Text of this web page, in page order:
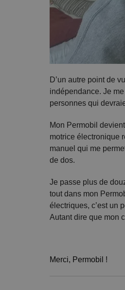
D’un autre point de
indépendance. Je
personnes qui
Mon Permobil
motrice électronique
manuel qui me
de dos.
Je passe plus de
tout dans mon
électriques, c’est un
Autant dire que mon
Merci, Permobil !